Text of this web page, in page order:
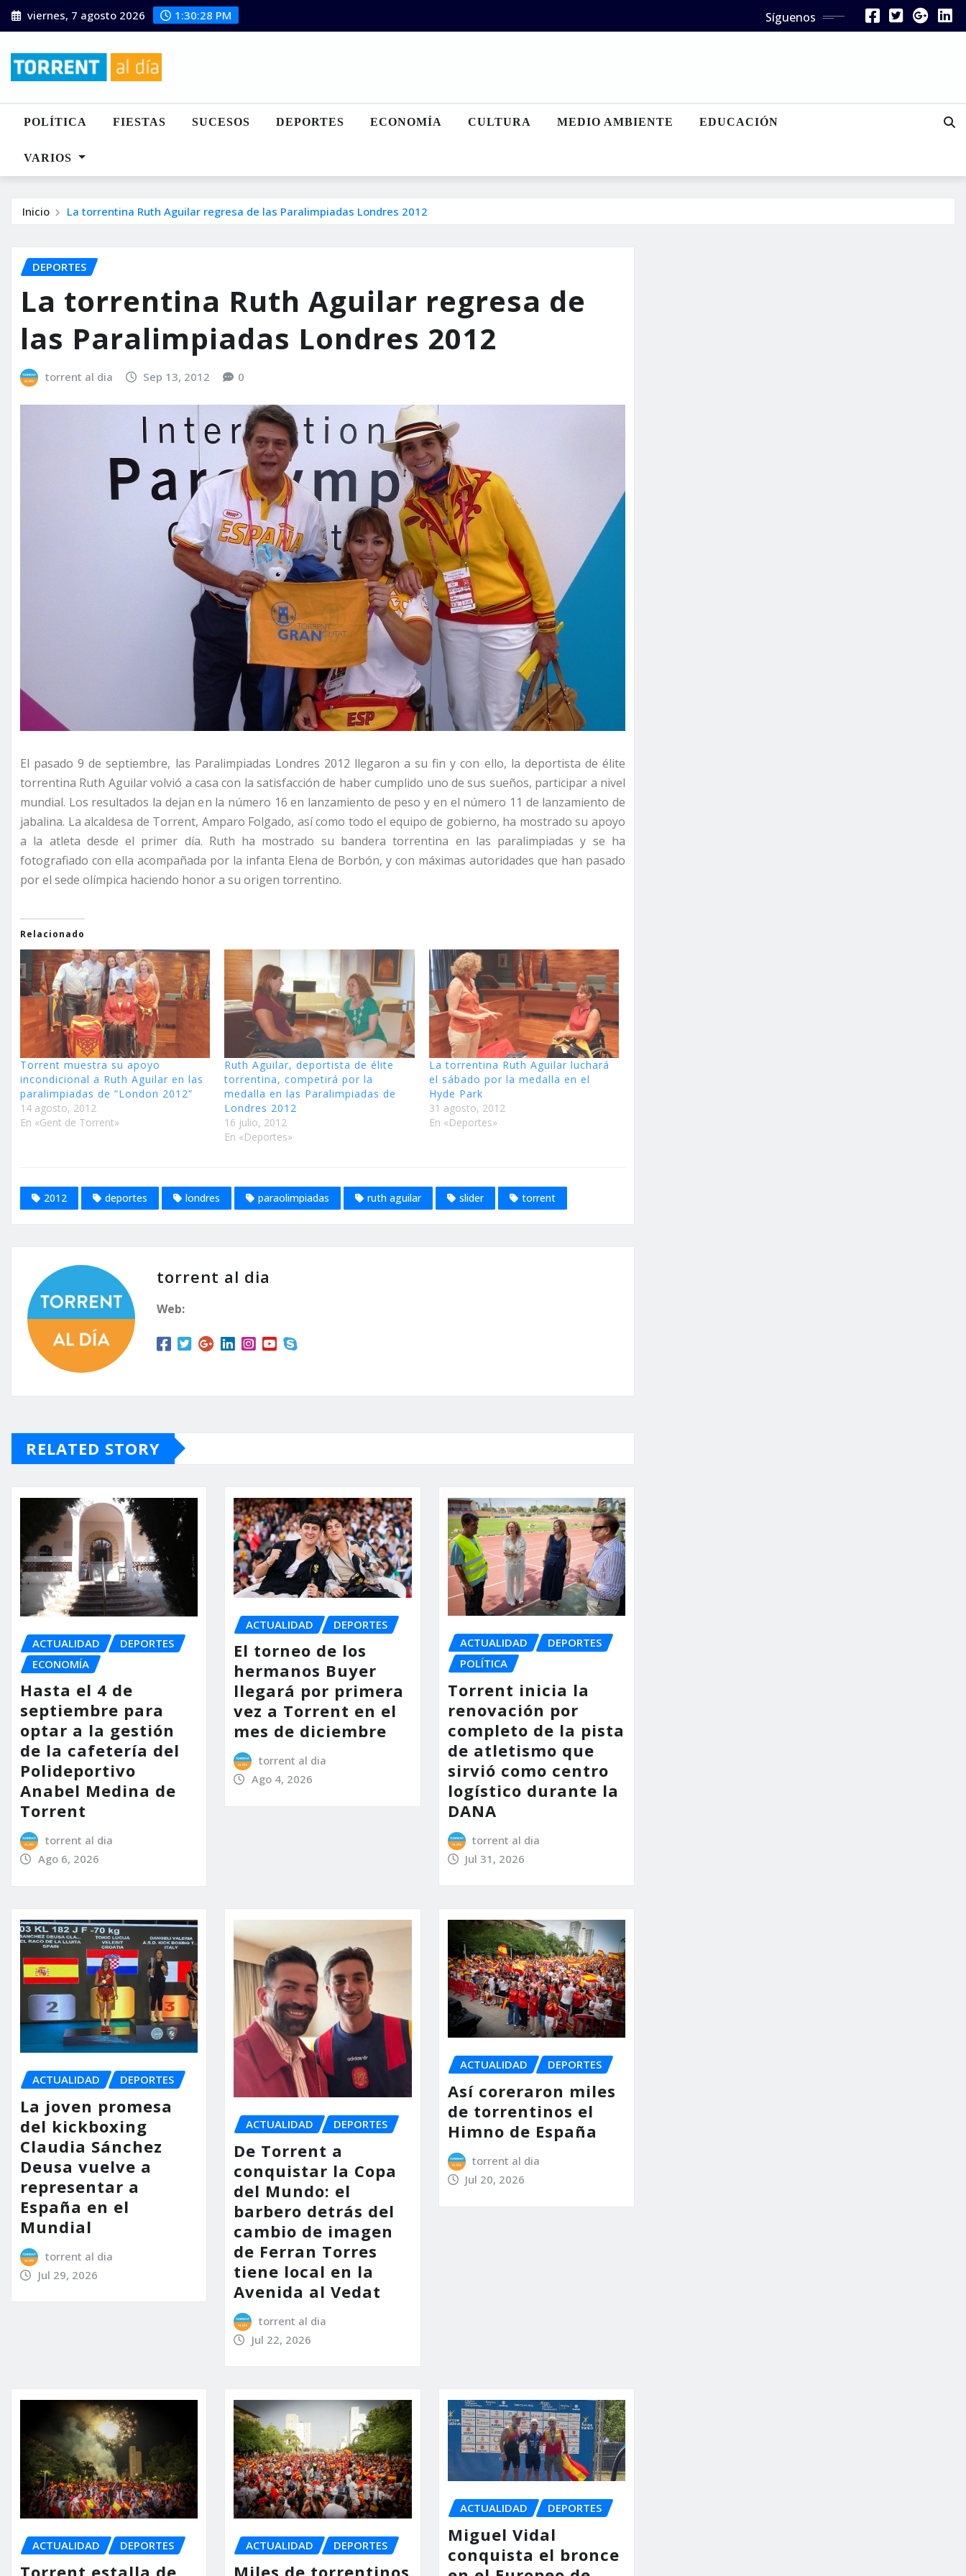
Saltar
al
viernes, 7 agosto 2026 1:30:29 PM Síguenos
POLÍTICA FIESTAS SUCESOS DEPORTES ECONOMÍA CULTURA MEDIO AMBIENTE EDUCACIÓN
VARIOS
Inicio La torrentina Ruth Aguilar regresa de las Paralimpiadas Londres 2012
DEPORTES
La torrentina Ruth Aguilar regresa de
las Paralimpiadas Londres 2012
torrent al dia Sep 13, 2012 0
El pasado 9 de septiembre, las Paralimpiadas Londres 2012 llegaron a su fin y con ello, la deportista de élite
torrentina Ruth Aguilar volvió a casa con la satisfacción de haber cumplido uno de sus sueños, participar a nivel
mundial. Los resultados la dejan en la número 16 en lanzamiento de peso y en el número 11 de lanzamiento de
jabalina. La alcaldesa de Torrent, Amparo Folgado, así como todo el equipo de gobierno, ha mostrado su apoyo
a la atleta desde el primer día. Ruth ha mostrado su bandera torrentina en las paralimpiadas y se ha
fotografiado con ella acompañada por la infanta Elena de Borbón, y con máximas autoridades que han pasado
por el sede olímpica haciendo honor a su origen torrentino.
Relacionado
Torrent muestra su apoyo
incondicional a Ruth Aguilar en las
paralimpiadas de “London 2012”
14 agosto, 2012
En «Gent de Torrent»
Ruth Aguilar, deportista de élite
torrentina, competirá por la
medalla en las Paralimpiadas de
16 julio, 2012
En «Deportes»
La torrentina Ruth Aguilar luchará
el sábado por la medalla en el
Hyde Park
31 agosto, 2012
En «Deportes»
2012 deportes londres paraolimpiadas ruth aguilar slider torrent
torrent al dia
Web:
RELATED STORY
ACTUALIDAD
DEPORTES
ECONOMÍA
Hasta el 4 de
septiembre para
optar a la gestión
de la cafetería del
Polideportivo
Anabel Medina de
Torrent
torrent al dia
Ago 6, 2026
ACTUALIDAD DEPORTES
El torneo de los
hermanos Buyer
llegará por primera
vez a Torrent en el
mes de diciembre
torrent al dia
Ago 4, 2026
ACTUALIDAD
DEPORTES
POLÍTICA
Torrent inicia la
renovación por
completo de la pista
de atletismo que
sirvió como centro
logístico durante la
DANA
torrent al dia
Jul 31, 2026
ACTUALIDAD DEPORTES
La joven promesa
del kickboxing
Claudia Sánchez
Deusa vuelve a
representar a
España en el
Mundial
torrent al dia
Jul 29, 2026
ACTUALIDAD DEPORTES
De Torrent a
conquistar la Copa
del Mundo: el
barbero detrás del
cambio de imagen
de Ferran Torres
tiene local en la
Avenida al Vedat
torrent al dia
Jul 22, 2026
ACTUALIDAD DEPORTES
Así coreraron miles
de torrentinos el
Himno de España
torrent al dia
Jul 20, 2026
ACTUALIDAD DEPORTES
Torrent estalla de
ACTUALIDAD DEPORTES
Miles de torrentinos
ACTUALIDAD DEPORTES
Miguel Vidal
conquista el bronce